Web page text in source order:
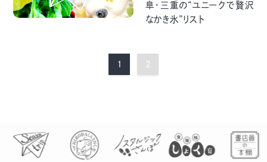
阜・三重の“ユニークで贅沢
なかき氷”リスト
1 2